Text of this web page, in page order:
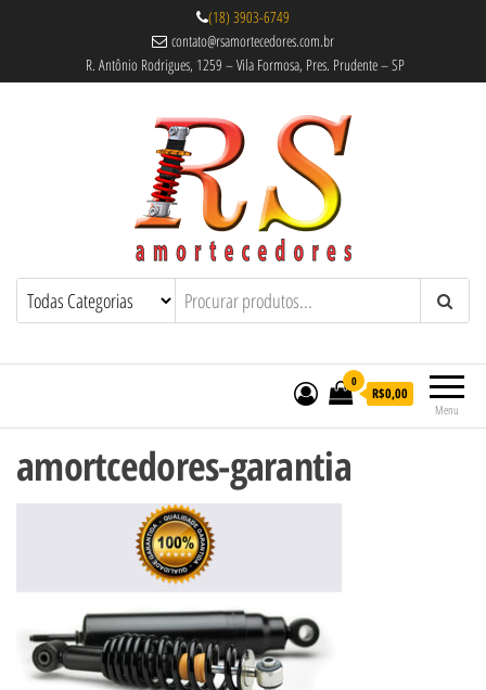
(18) 3903-6749
contato@rsamortecedores.com.br
R. Antônio Rodrigues, 1259 – Vila Formosa, Pres. Prudente – SP
Rs Amortecedores Recondicionados –
Suspensão e Molas
Amortecedores Recondicionados de
qualidade reconhecida.
Menu
0
R$0,00
amortcedores-garantia